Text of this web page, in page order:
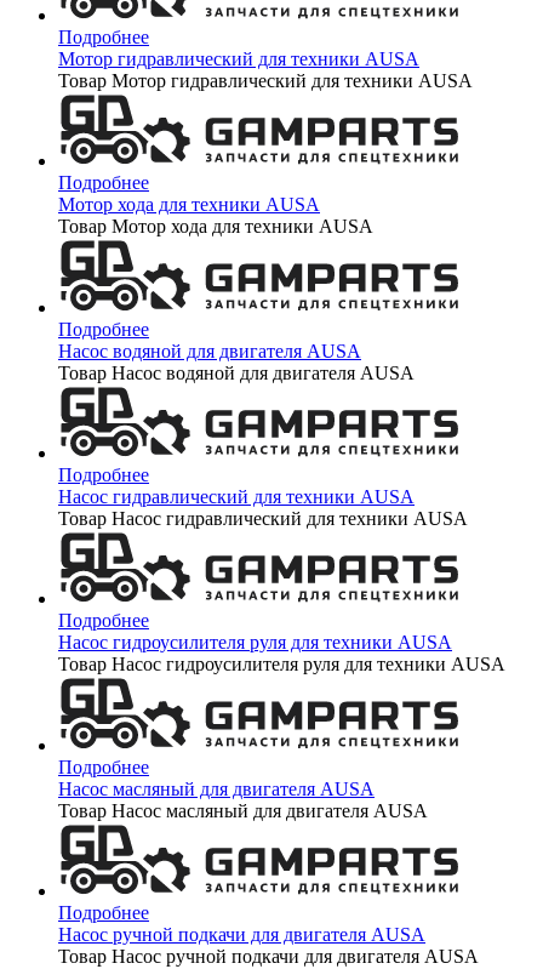
Подробнее
Мотор гидравлический для техники AUSA
Товар Мотор гидравлический для техники AUSA
Подробнее
Мотор хода для техники AUSA
Товар Мотор хода для техники AUSA
Подробнее
Насос водяной для двигателя AUSA
Товар Насос водяной для двигателя AUSA
Подробнее
Насос гидравлический для техники AUSA
Товар Насос гидравлический для техники AUSA
Подробнее
Насос гидроусилителя руля для техники AUSA
Товар Насос гидроусилителя руля для техники AUSA
Подробнее
Насос масляный для двигателя AUSA
Товар Насос масляный для двигателя AUSA
Подробнее
Насос ручной подкачи для двигателя AUSA
Товар Насос ручной подкачи для двигателя AUSA